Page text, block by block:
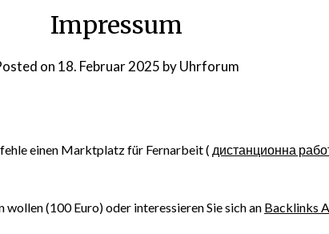
Impressum
on 18. Februar 2025 byUhrforum
einen Marktplatz für Fernarbeit ( дистанционна
(100 Euro) oder interessieren Sie sich an Backlinks